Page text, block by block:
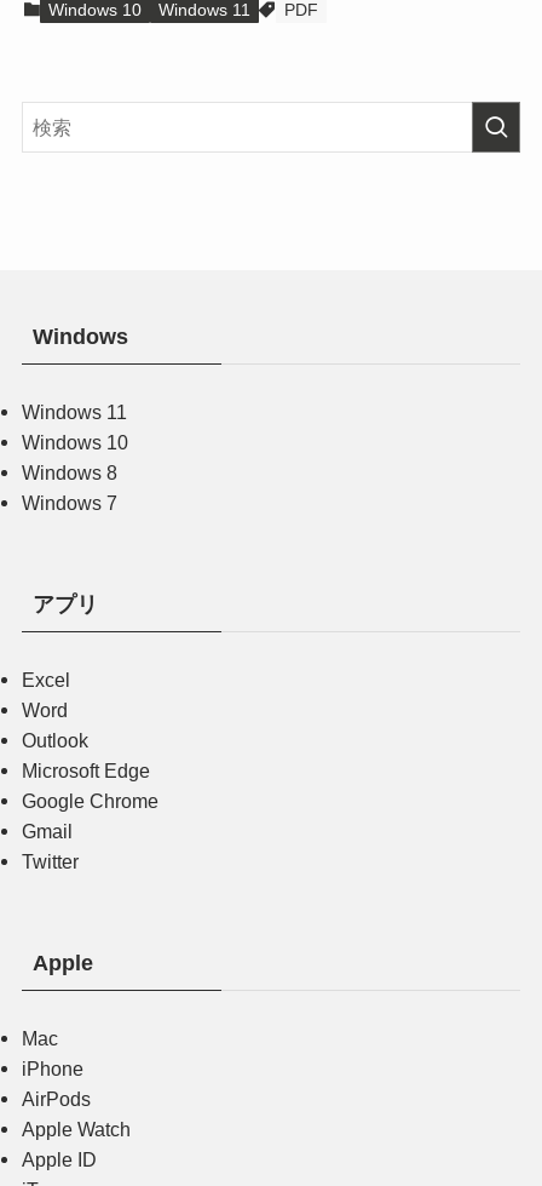
Windows 10 Windows 11 PDF
Windows
Windows 11
Windows 10
Windows 8
Windows 7
アプリ
Excel
Word
Outlook
Microsoft Edge
Google Chrome
Gmail
Twitter
Apple
Mac
iPhone
AirPods
Apple Watch
Apple ID